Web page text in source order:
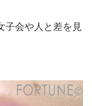
子会や人と差を見